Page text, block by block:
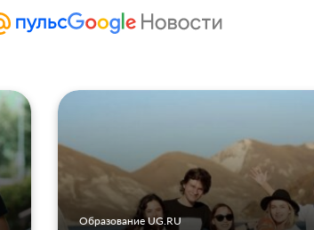
Образование UG.RU